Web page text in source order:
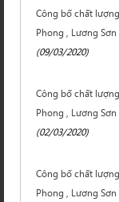
Công bố chất
Phong , Lương Sơn
(09/03/2020)
Công bố chất
Phong , Lương Sơn
(02/03/2020)
Công bố chất
Phong , Lương Sơn